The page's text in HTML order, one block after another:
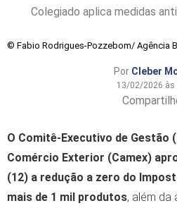
Colegiado aplica medidas
© Fabio Rodrigues-Pozzebom/ Agência
Por Cleber
13/02/2026 às
O Comitê-Executivo de Gestão
Comércio Exterior (Camex)
(12) a redução a zero do
mais de 1 mil produtos, além da